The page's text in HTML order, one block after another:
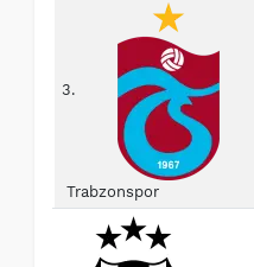
3.
Trabzonspor